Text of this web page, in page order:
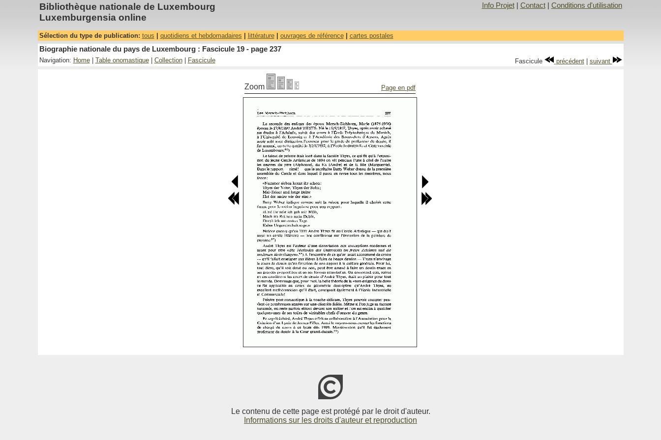
Bibliothèque nationale de Luxembourg
Luxemburgensia online
Info Projet| Contact| Conditions d'utilisation
Sélection du type de publication: tous quotidiens et hebdomadaires littérature| ouvrages de référence| cartes postales
Biographie nationale du pays de Luxembourg : Fascicule 19 - page 237
Navigation: Home| Table onomastique| Collection| Fascicule Fascicule précédent| suivant
Zoom Page en pdf
Le contenu de cette page est protégé par le droit d'auteur.
Informations sur les droits d'auteur et reproduction